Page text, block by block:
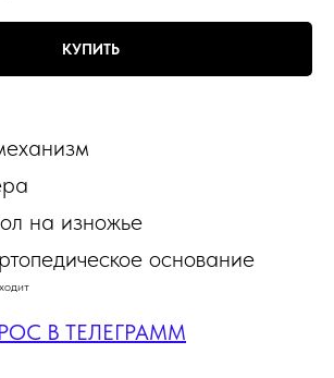
КУПИТЬ
на изножье
основание
В ТЕЛЕГРАММ